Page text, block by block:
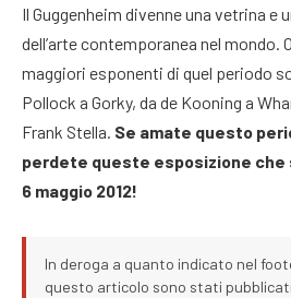
Il Guggenheim divenne una vetrina e
dell’arte contemporanea nel mondo.
maggiori esponenti di quel periodo
Pollock a Gorky, da de Kooning a
Frank Stella. Se amate questo
perdete queste esposizione che
6 maggio 2012!
In deroga a quanto indicato nel
questo articolo sono stati